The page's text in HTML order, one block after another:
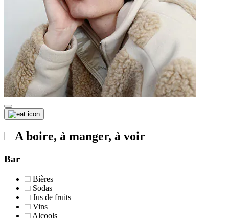
A boire, à manger, à voir
Bar
Bières
Sodas
Jus de fruits
Vins
Alcools